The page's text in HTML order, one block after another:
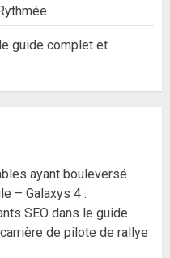
guide complet et
ayant bouleversé
– Galaxys 4 :
SEO dans le guide
de pilote de rallye